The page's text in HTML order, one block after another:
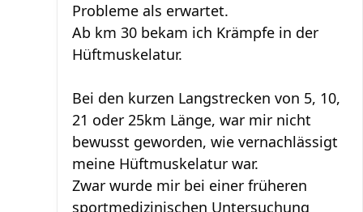
Probleme als erwartet.
Ab km 30 bekam ich Krämpfe in der
Hüftmuskelatur.
Bei den kurzen Langstrecken von 5, 10,
21 oder 25km Länge, war mir nicht
bewusst geworden, wie vernachlässigt
meine Hüftmuskelatur war.
Zwar wurde mir bei einer früheren
sportmedizinischen Untersuchung